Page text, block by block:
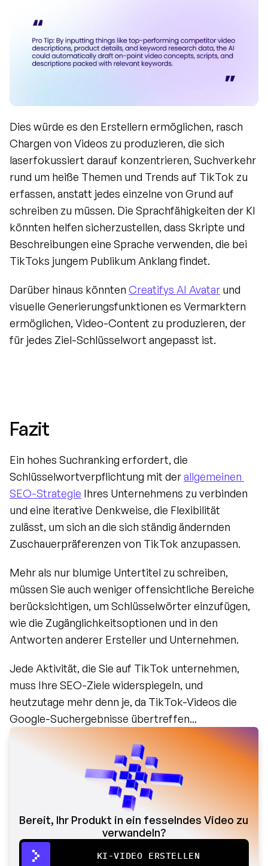
Dies würde es den Erstellern ermöglichen, rasch
Chargen von Videos zu produzieren, die sich
laserfokussiert darauf konzentrieren, Suchverkehr
rund um heiße Themen und Trends auf TikTok zu
erfassen, anstatt jedes einzelne von Grund auf
schreiben zu müssen. Die Sprachfähigkeiten der KI
könnten helfen sicherzustellen, dass Skripte und
Beschreibungen eine Sprache verwenden, die bei
TikToks jungem Publikum Anklang findet.
Darüber hinaus könnten Creatifys AI Avatar und
visuelle Generierungsfunktionen es Vermarktern
ermöglichen, Video-Content zu produzieren, der
für jedes Ziel-Schlüsselwort angepasst ist.
Fazit
Ein hohes Suchranking erfordert, die
Schlüsselwortverpflichtung mit der allgemeinen
SEO-Strategie Ihres Unternehmens zu verbinden
und eine iterative Denkweise, die Flexibilität
zulässt, um sich an die sich ständig ändernden
Zuschauerpräferenzen von TikTok anzupassen.
Mehr als nur blumige Untertitel zu schreiben,
müssen Sie auch weniger offensichtliche Bereiche
berücksichtigen, um Schlüsselwörter einzufügen,
wie die Zugänglichkeitsoptionen und in den
Antworten anderer Ersteller und Unternehmen.
Jede Aktivität, die Sie auf TikTok unternehmen,
muss Ihre SEO-Ziele widerspiegeln, und
heutzutage mehr denn je, da TikTok-Videos die
Google-Suchergebnisse übertreffen...
Bereit, Ihr Produkt in ein fesselndes Video zu
verwandeln?
KI-VIDEO ERSTELLEN